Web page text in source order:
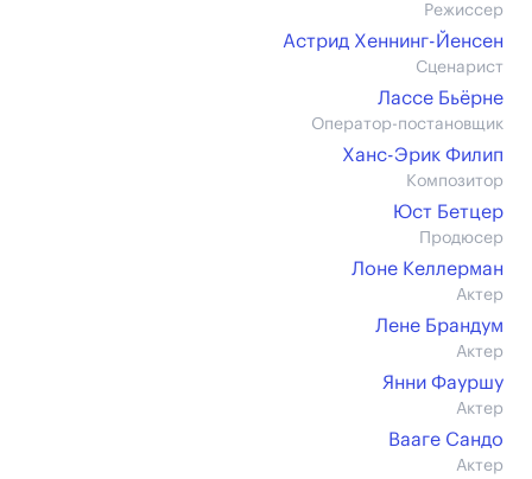
Режиссер
Астрид Хеннинг-Йенсен
Сценарист
Лассе Бьёрне
Оператор-постановщик
Ханс-Эрик Филип
Композитор
Юст Бетцер
Продюсер
Лоне Келлерман
Актер
Лене Брандум
Актер
Янни Фауршу
Актер
Вааге Сандо
Актер